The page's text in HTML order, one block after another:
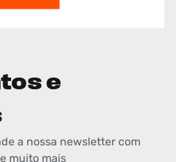
e
a nossa newsletter com
muito mais